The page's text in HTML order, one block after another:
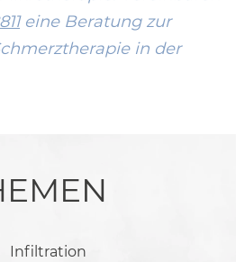
eine Beratung zur
in der
Infiltration